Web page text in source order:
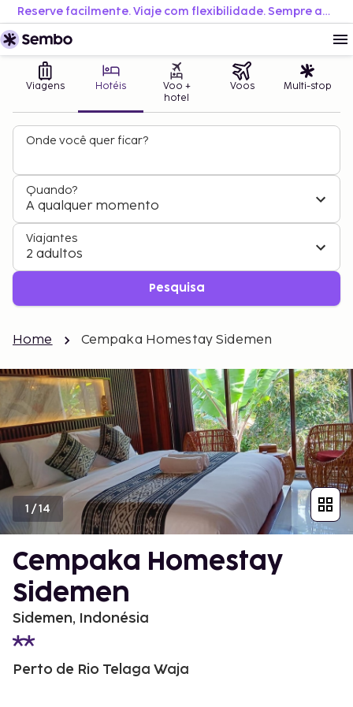
Reserve facilmente. Viaje com flexibilidade. Sempre ao melhor preço.
Viagens Hotéis
Voo +
hotel
Voos Multi-stop
Onde você quer ficar?
Quando?
A qualquer momento
Viajantes
2 adultos
Pesquisa
Home Cempaka Homestay Sidemen
1 /14
Cempaka Homestay
Sidemen
Sidemen, Indonésia
Perto de Rio Telaga Waja